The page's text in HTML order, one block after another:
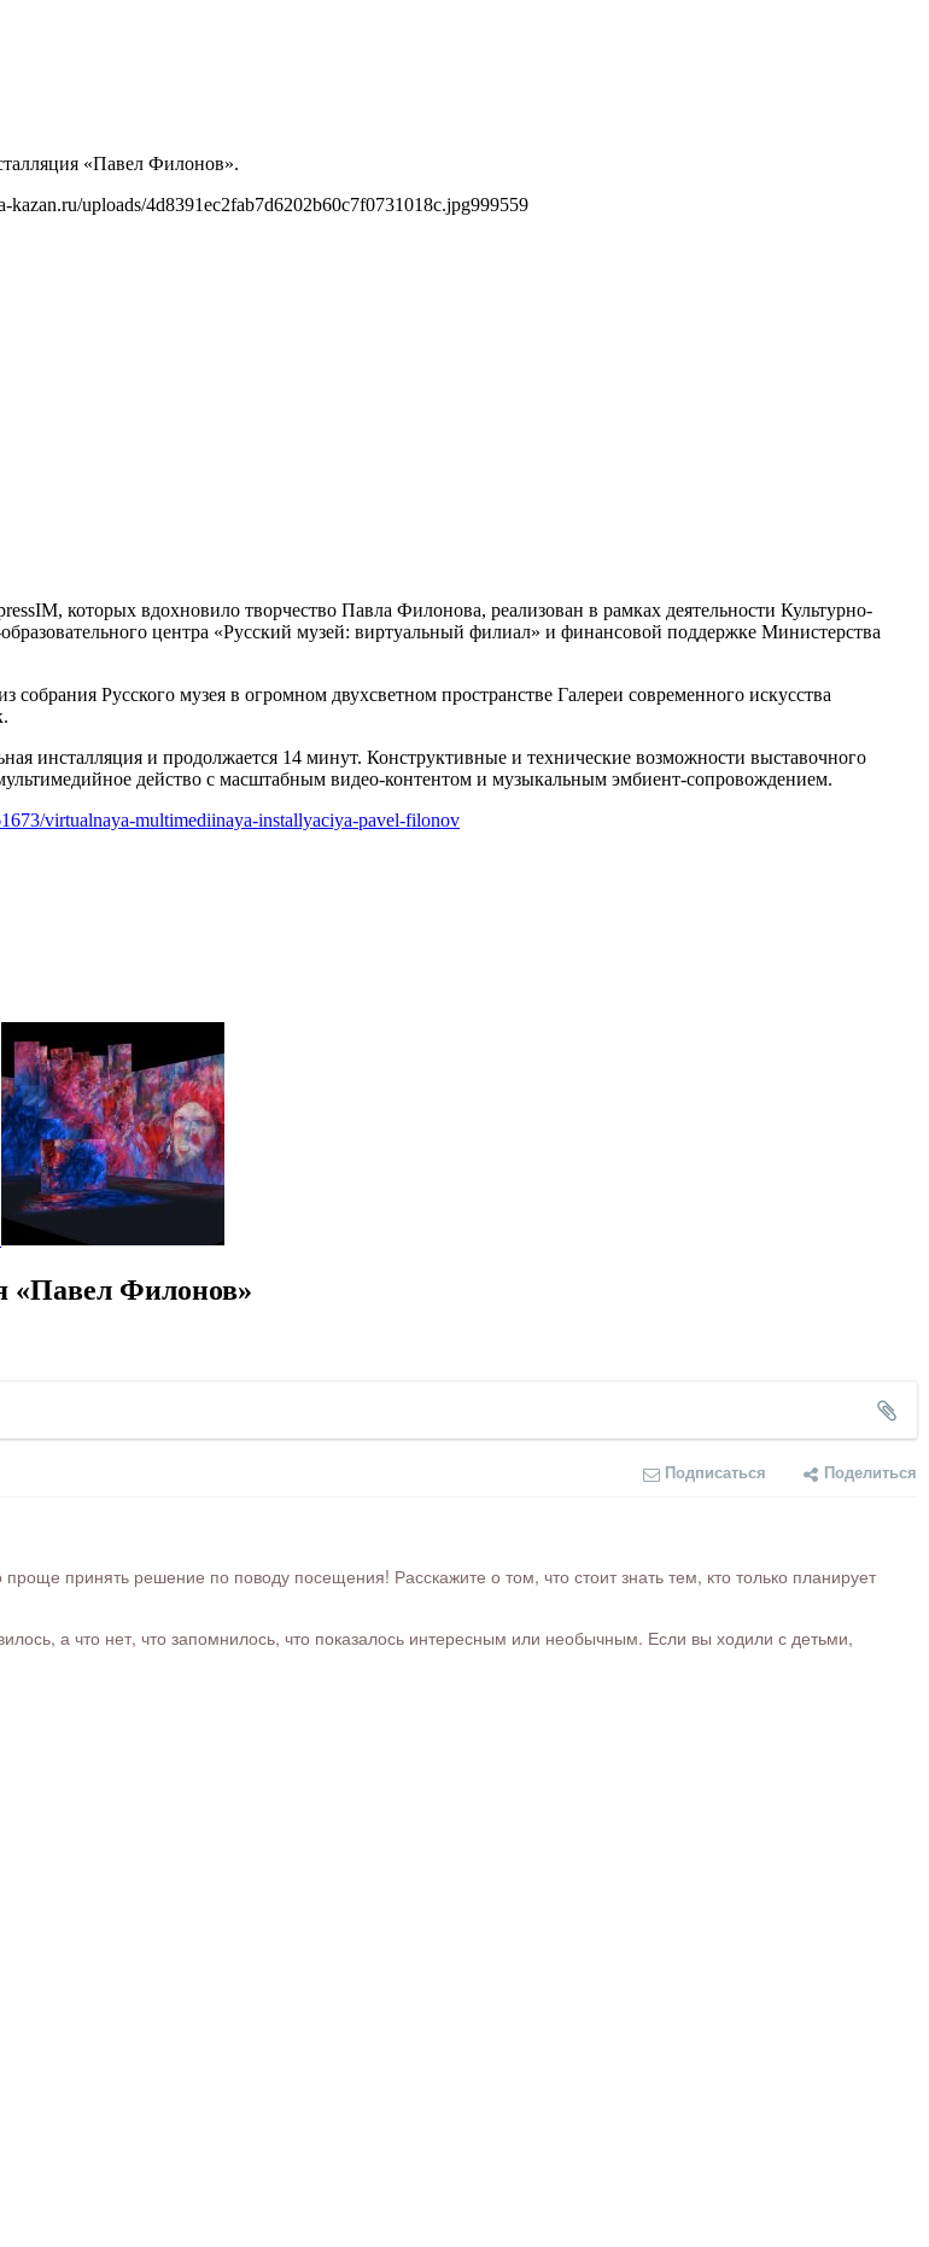
«Павел Филонов».
kazan.ru/uploads/4d8391ec2fab7d6202b60c7f0731018c.jpg999559
которых вдохновило творчество Павла Филонова, реализован в рамках деятельности Культурно-
центра «Русский музей: виртуальный филиал» и финансовой поддержке Министерства
Русского музея в огромном двухсветном пространстве Галереи современного искусства
инсталляция и продолжается 14 минут. Конструктивные и технические возможности выставочного
действо с масштабным видео-контентом и музыкальным эмбиент-сопровождением.
virtualnaya-multimediinaya-installyaciya-pavel-filonov
«Павел Филонов»
Подписаться Поделиться
принять решение по поводу посещения! Расскажите о том, что стоит знать тем, кто только планирует
а что нет, что запомнилось, что показалось интересным или необычным. Если вы ходили с детьми,